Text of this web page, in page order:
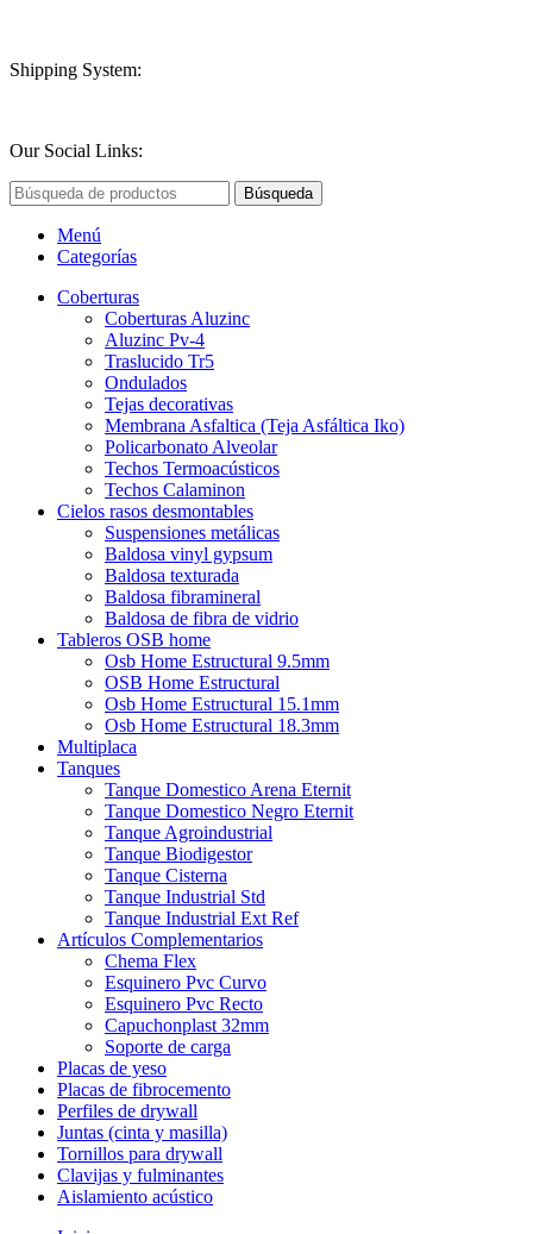
Shipping System:
Our Social Links:
Búsqueda
Menú
Categorías
Coberturas
Coberturas Aluzinc
Aluzinc Pv-4
Traslucido Tr5
Ondulados
Tejas decorativas
Membrana Asfaltica (Teja Asfáltica Iko)
Policarbonato Alveolar
Techos Termoacústicos
Techos Calaminon
Cielos rasos desmontables
Suspensiones metálicas
Baldosa vinyl gypsum
Baldosa texturada
Baldosa fibramineral
Baldosa de fibra de vidrio
Tableros OSB home
Osb Home Estructural 9.5mm
OSB Home Estructural
Osb Home Estructural 15.1mm
Osb Home Estructural 18.3mm
Multiplaca
Tanques
Tanque Domestico Arena Eternit
Tanque Domestico Negro Eternit
Tanque Agroindustrial
Tanque Biodigestor
Tanque Cisterna
Tanque Industrial Std
Tanque Industrial Ext Ref
Artículos Complementarios
Chema Flex
Esquinero Pvc Curvo
Esquinero Pvc Recto
Capuchonplast 32mm
Soporte de carga
Placas de yeso
Placas de fibrocemento
Perfiles de drywall
Juntas (cinta y masilla)
Tornillos para drywall
Clavijas y fulminantes
Aislamiento acústico